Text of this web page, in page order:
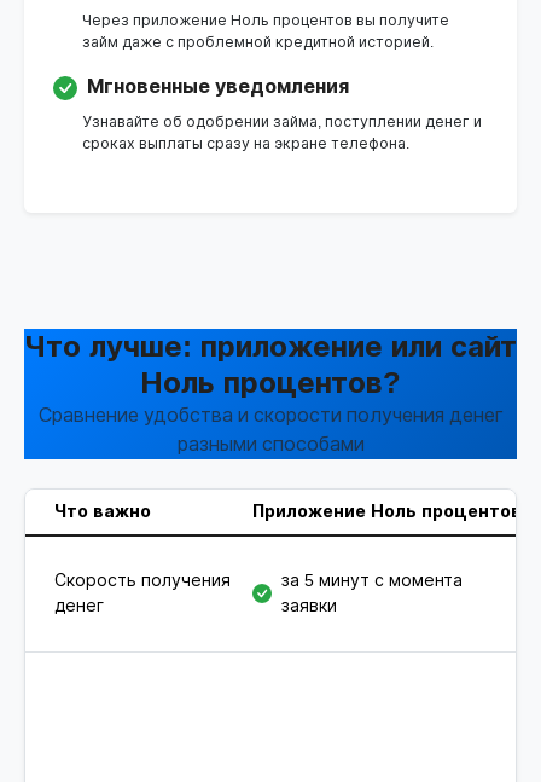
Через приложение Ноль процентов вы получите
займ даже с проблемной кредитной историей.
Мгновенные уведомления
Узнавайте об одобрении займа, поступлении денег и
сроках выплаты сразу на экране телефона.
Что лучше: приложение или сайт
Ноль процентов?
Сравнение удобства и скорости получения денег
разными способами
Что важно Приложение Ноль процентов
Скорость получения
денег
за 5 минут с момента
заявки